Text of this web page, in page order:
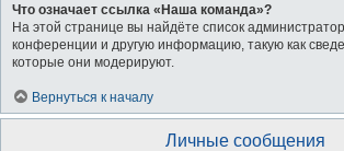
Что означает ссылка «Наша команда»?
На этой странице вы найдёте список
конференции и другую информацию, такую как
которые они модерируют.
Вернуться к началу
Личные сообщения